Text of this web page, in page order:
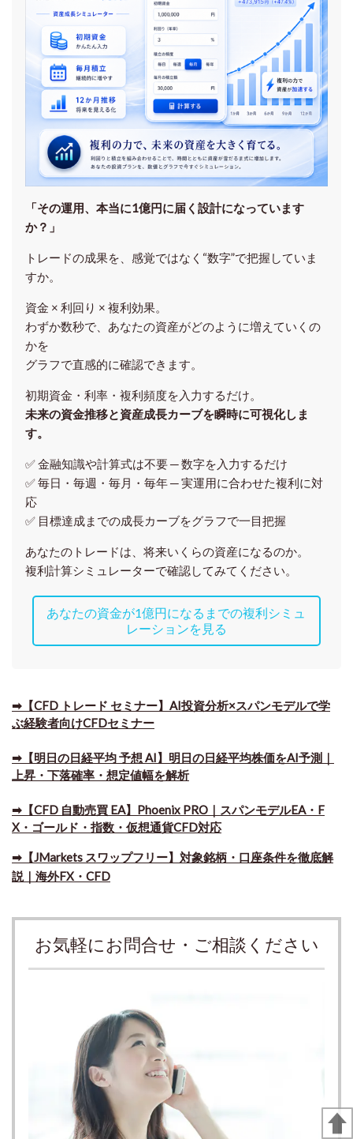
「その運用、本当に1億円に届く設計になっています
か？」
トレードの成果を、感覚ではなく“数字”で把握していま
すか。
資金 × 利回り × 複利効果。
わずか数秒で、あなたの資産がどのように増えていくの
かを
グラフで直感的に確認できます。
初期資金・利率・複利頻度を入力するだけ。
未来の資金推移と資産成長カーブを瞬時に可視化しま
す。
✅ 金融知識や計算式は不要 ─ 数字を入力するだけ
✅ 毎日・毎週・毎月・毎年 ─ 実運用に合わせた複利に対
応
✅ 目標達成までの成長カーブをグラフで一目把握
あなたのトレードは、将来いくらの資産になるのか。
複利計算シミュレーターで確認してみてください。
あなたの資金が1億円になるまでの複利シミュ
レーションを見る
➡【CFD トレード セミナー】AI投資分析×スパンモデルで学
ぶ経験者向けCFDセミナー
➡【明日の日経平均 予想 AI】明日の日経平均株価をAI予測｜
上昇・下落確率・想定値幅を解析
➡​【CFD 自動売買 EA】Phoenix PRO｜スパンモデルEA・F
X・ゴールド・指数・仮想通貨CFD対応
➡​【JMarkets スワップフリー】対象銘柄・口座条件を徹底解
説｜海外FX・CFD
お気軽にお問合せ・ご相談ください